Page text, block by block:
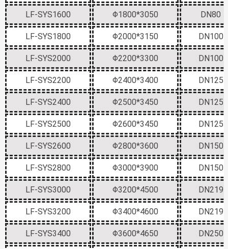
LF-SYS1600 Φ1800*3050 DN80
LF-SYS1800 Φ2000*3150 DN100
LF-SYS2000 Φ2200*3300 DN100
LF-SYS2200 Φ2400*3400 DN125
LF-SYS2400 Φ2500*3450 DN125
LF-SYS2500 Φ2600*3450 DN125
LF-SYS2600 Φ2800*3600 DN150
LF-SYS2800 Φ3000*3900 DN150
LF-SYS3000 Φ3200*4500 DN219
LF-SYS3200 Φ3400*4600 DN219
LF-SYS3400 Φ3600*4650 DN250